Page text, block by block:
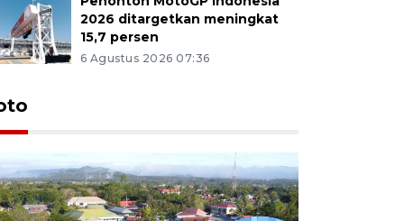
2026 ditargetkan meningkat
15,7 persen
6 Agustus 2026 07:36